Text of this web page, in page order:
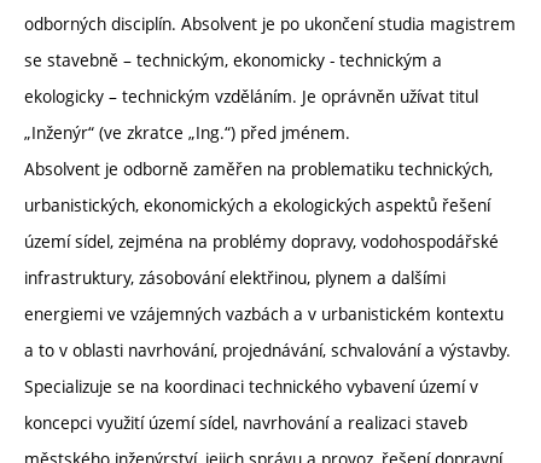
odborných disciplín. Absolvent je po ukončení studia magistrem
se stavebně – technickým, ekonomicky - technickým a
ekologicky – technickým vzděláním. Je oprávněn užívat titul
„Inženýr“ (ve zkratce „Ing.“) před jménem.
Absolvent je odborně zaměřen na problematiku technických,
urbanistických, ekonomických a ekologických aspektů řešení
území sídel, zejména na problémy dopravy, vodohospodářské
infrastruktury, zásobování elektřinou, plynem a dalšími
energiemi ve vzájemných vazbách a v urbanistickém kontextu
a to v oblasti navrhování, projednávání, schvalování a výstavby.
Specializuje se na koordinaci technického vybavení území v
koncepci využití území sídel, navrhování a realizaci staveb
městského inženýrství, jejich správu a provoz, řešení dopravní